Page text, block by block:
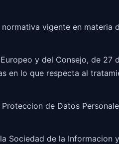
vigente en materia
y del Consejo, de 27
en lo que respecta al
de Datos
Sociedad de la Informacion